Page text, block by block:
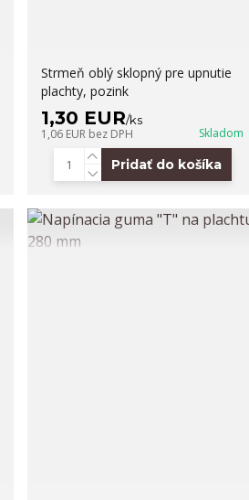
Strmeň oblý sklopný pre upnutie
plachty, pozink
1,30 EUR/ks
1,06 EUR bez DPH Skladom
Pridať do košíka